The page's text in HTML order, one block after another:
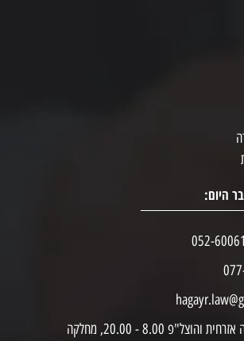
היום:
052-
מחלקה אזרחית והוצל"פ 8.00 - 20.00, מחלקה